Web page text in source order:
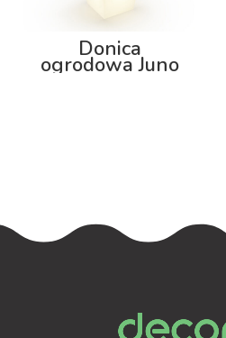
Donica
ogrodowa Juno